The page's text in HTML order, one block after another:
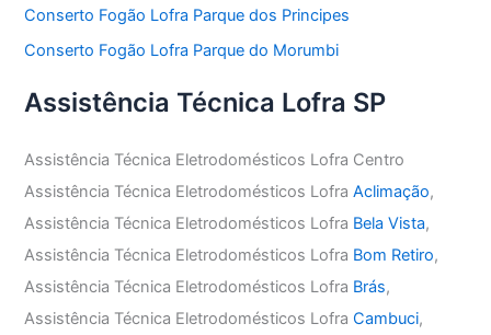
Conserto Fogão Lofra Parque dos Principes
Conserto Fogão Lofra Parque do Morumbi
Assistência Técnica Lofra SP
Assistência Técnica Eletrodomésticos Lofra Centro
Assistência Técnica Eletrodomésticos LofraAclimação,
Assistência Técnica Eletrodomésticos Lofra Bela Vista,
Assistência Técnica Eletrodomésticos Lofra Bom Retiro,
Assistência Técnica Eletrodomésticos Lofra Brás,
Assistência Técnica Eletrodomésticos LofraCambuci,